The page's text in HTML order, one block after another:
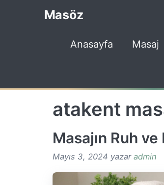
Masöz
Anasayfa Masaj
atakent
Masajın Ruh
Mayıs 3, 2024 yazar admin